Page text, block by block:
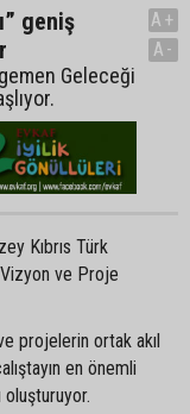
geniş
Geleceği
A+
A-
Kıbrıs Türk
ve Proje
projelerin ortak akıl
en önemli
oluşturuyor.